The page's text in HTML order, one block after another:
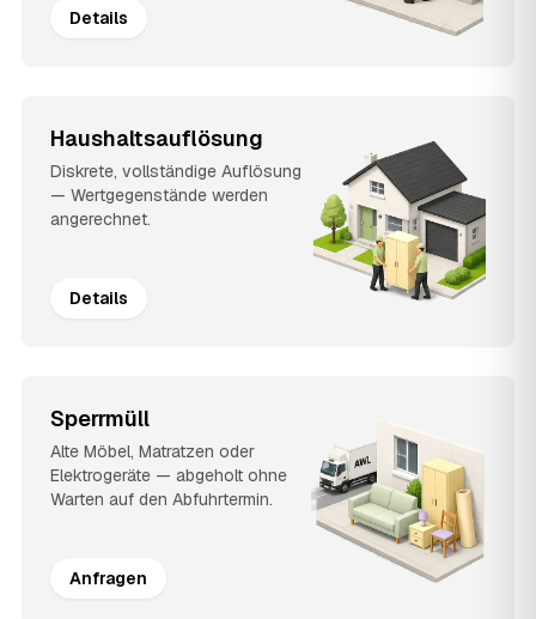
Details
Haushaltsauflösung
Diskrete, vollständige Auflösung
— Wertgegenstände werden
angerechnet.
Details
Sperrmüll
Alte Möbel, Matratzen oder
Elektrogeräte — abgeholt ohne
Warten auf den Abfuhrtermin.
Anfragen